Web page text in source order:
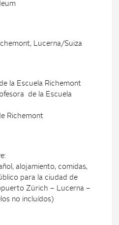
Lucerna/Suiza
la Escuela Richemont
de la Escuela
Richemont
alojamiento, comidas,
para la ciudad de
Zürich – Lucerna –
no incluídos)